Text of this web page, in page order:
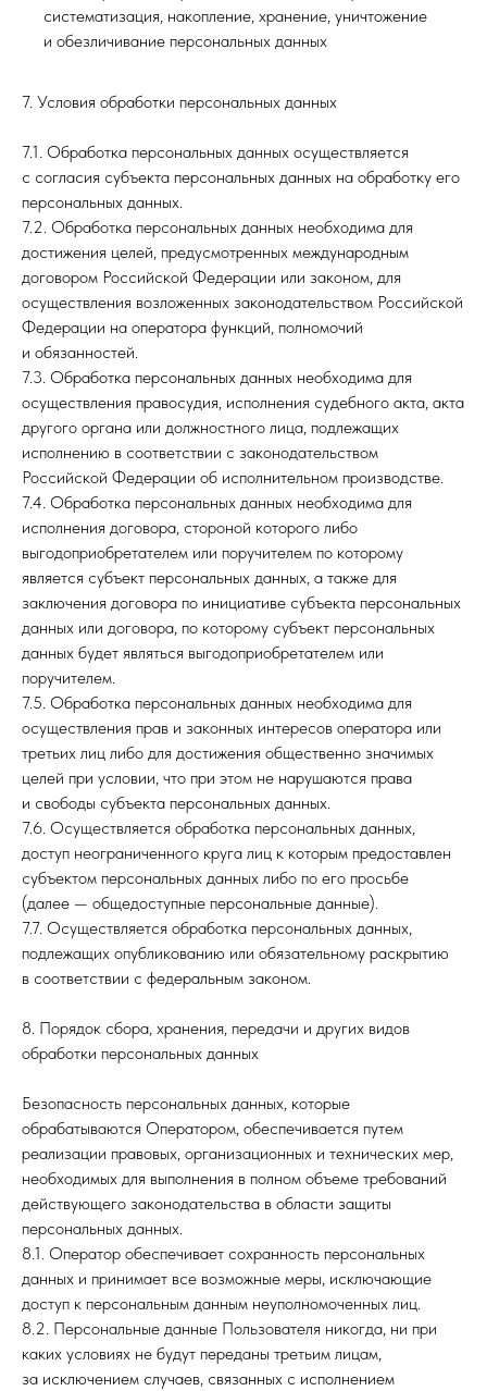
систематизация, накопление, хранение, уничтожение
и обезличивание персональных данных
7. Условия обработки персональных данных
7.1. Обработка персональных данных осуществляется
с согласия субъекта персональных данных на обработку его
персональных данных.
7.2. Обработка персональных данных необходима для
достижения целей, предусмотренных международным
договором Российской Федерации или законом, для
осуществления возложенных законодательством Российской
Федерации на оператора функций, полномочий
и обязанностей.
7.3. Обработка персональных данных необходима для
осуществления правосудия, исполнения судебного акта, акта
другого органа или должностного лица, подлежащих
исполнению в соответствии с законодательством
Российской Федерации об исполнительном производстве.
7.4. Обработка персональных данных необходима для
исполнения договора, стороной которого либо
выгодоприобретателем или поручителем по которому
является субъект персональных данных, а также для
заключения договора по инициативе субъекта персональных
данных или договора, по которому субъект персональных
данных будет являться выгодоприобретателем или
поручителем.
7.5. Обработка персональных данных необходима для
осуществления прав и законных интересов оператора или
третьих лиц либо для достижения общественно значимых
целей при условии, что при этом не нарушаются права
и свободы субъекта персональных данных.
7.6. Осуществляется обработка персональных данных,
доступ неограниченного круга лиц к которым предоставлен
субъектом персональных данных либо по его просьбе
(далее — общедоступные персональные данные).
7.7. Осуществляется обработка персональных данных,
подлежащих опубликованию или обязательному раскрытию
в соответствии с федеральным законом.
8. Порядок сбора, хранения, передачи и других видов
обработки персональных данных
Безопасность персональных данных, которые
обрабатываются Оператором, обеспечивается путем
реализации правовых, организационных и технических мер,
необходимых для выполнения в полном объеме требований
действующего законодательства в области защиты
персональных данных.
8.1. Оператор обеспечивает сохранность персональных
данных и принимает все возможные меры, исключающие
доступ к персональным данным неуполномоченных лиц.
8.2. Персональные данные Пользователя никогда, ни при
каких условиях не будут переданы третьим лицам,
за исключением случаев, связанных с исполнением